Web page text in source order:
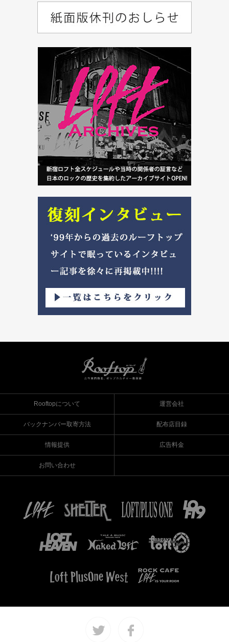
Rooftopについて 運営会社
バックナンバー取寄方法 配布店目録
情報提供 広告料金
お問い合わせ